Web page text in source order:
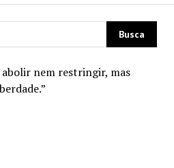
nem restringir, mas